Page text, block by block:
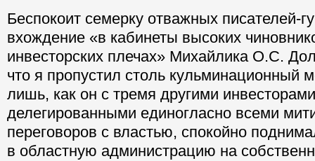
Беспокоит семерку отважных писателей-
вхождение «в кабинеты высоких
инвесторских плечах» Михайлика О.С.
что я пропустил столь кульминационный
лишь, как он с тремя другими
делегированными единогласно всеми
переговоров с властью, спокойно
в областную администрацию на